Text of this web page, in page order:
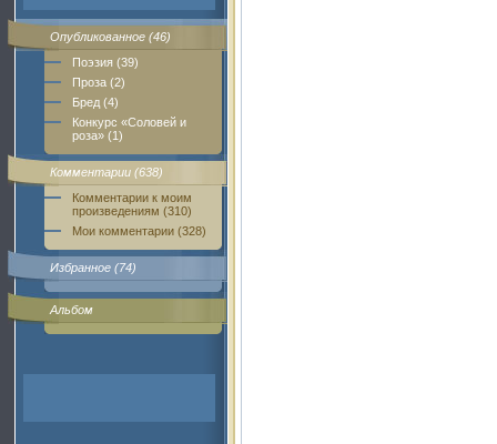
Опубликованное (46)
Поэзия (39)
Проза (2)
Бред (4)
Конкурс «Соловей и
роза» (1)
Комментарии (638)
Комментарии к моим
произведениям (310)
Мои комментарии (328)
Избранное (74)
Альбом